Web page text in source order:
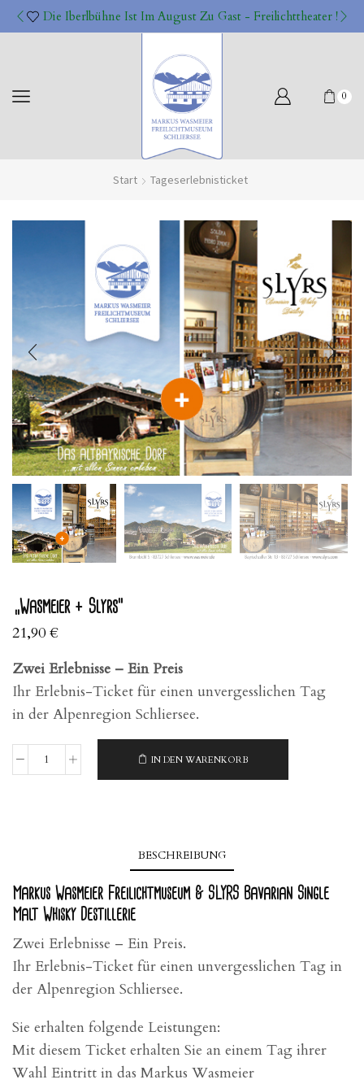
Die Iberlbühne Ist Im August Zu Gast - Freilichttheater !
0
Start Tageserlebnisticket
„Wasmeier + Slyrs“
21,90€
Zwei Erlebnisse – Ein Preis
Ihr Erlebnis-Ticket für einen unvergesslichen Tag
in der Alpenregion Schliersee.
"Wasmeier
IN DEN WARENKORB
BESCHREIBUNG
Markus Wasmeier Freilichtmuseum & SLYRS Bavarian Single
Malt Whisky Destillerie
Zwei Erlebnisse – Ein Preis.
Ihr Erlebnis-Ticket für einen unvergesslichen Tag in
der Alpenregion Schliersee.
Sie erhalten folgende Leistungen:
Mit diesem Ticket erhalten Sie an einem Tag ihrer
Wahl Eintritt in das Markus Wasmeier